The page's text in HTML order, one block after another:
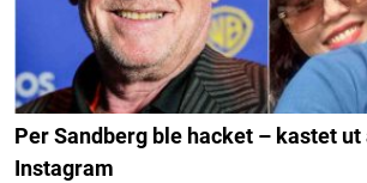
Per Sandberg ble hacket – kastet ut
Instagram